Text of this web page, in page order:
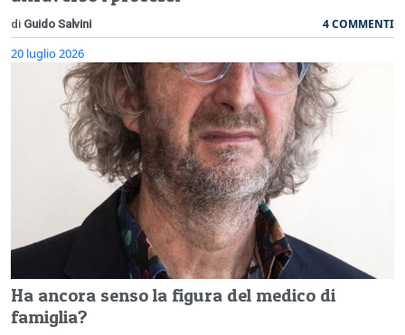
di Guido Salvini 4 COMMENTI
20 luglio 2026
Ha ancora senso la figura del medico di
famiglia?